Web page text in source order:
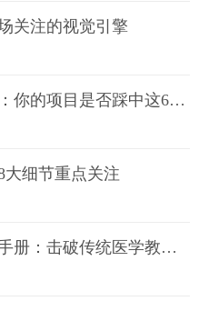
关注的视觉引擎
三维动画制作常见问题清单：你的项目是否踩中这6大技术雷区？
细节重点关注
医疗教育仿真动画定制实战手册：击破传统医学教育7大痛点